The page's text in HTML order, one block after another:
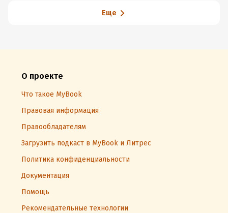
Еще
О проекте
Что такое MyBook
Правовая информация
Правообладателям
Загрузить подкаст в MyBook и Литрес
Политика конфиденциальности
Документация
Помощь
Рекомендательные технологии